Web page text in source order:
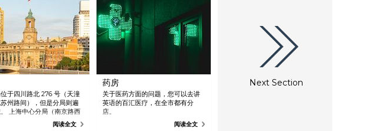
于四川路北 276 号（天潼
州路间），但是分局则遍
上海中心分局（南京路西
）和新华路 212 号分局有职
一定水平的英语。 营业时间
阅读全文
药房
关于医药方面的问题，您可以去讲
英语的百汇医疗，在全市都有分
店。
阅读全文
Next Section